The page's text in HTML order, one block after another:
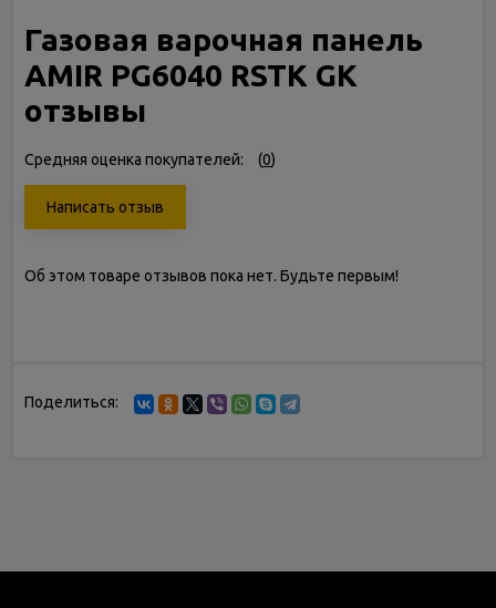
Газовая варочная панель
AMIR PG6040 RSTK GK
отзывы
Средняя оценка покупателей: (0)
Написать отзыв
Об этом товаре отзывов пока нет. Будьте первым!
Поделиться: